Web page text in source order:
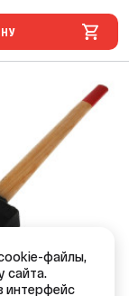
файлы,
сайта.
интерфейс